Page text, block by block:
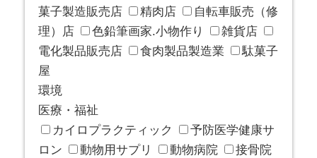
菓子製造販売店
精肉店
自転車販売（修
理）店
色鉛筆画家.小物作り
雑貨店
電化製品販売店
食肉製品製造業
駄菓子
屋
環境
医療・福祉
カイロプラクティック
予防医学健康サ
ロン
動物用サプリ 動物病院
接骨院